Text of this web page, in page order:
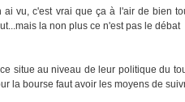
vu, c'est vrai que ça à l'air de bien
la non plus ce n'est pas le débat
situe au niveau de leur politique du
la bourse faut avoir les moyens de